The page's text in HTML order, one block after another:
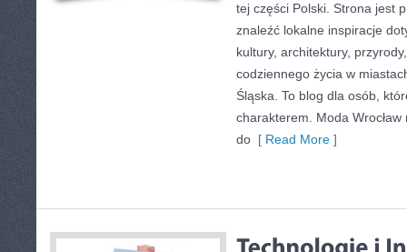
tej części Polski. Strona jest
znaleźć lokalne inspiracje
kultury, architektury,
codziennego życia w
Śląska. To blog dla osób,
charakterem. Moda Wrocław
do [ Read More ]